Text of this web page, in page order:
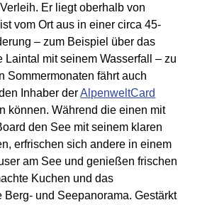
Er liegt oberhalb von
vom Ort aus in einer circa 45-
– zum Beispiel über das
Laintal mit seinem Wasserfall – zu
Sommermonaten fährt auch
Inhaber derAlpenweltCard
können. Während die einen mit
den See mit seinem klaren
erfrischen sich andere in einem
am See und genießen frischen
Kuchen und das
Berg- und Seepanorama. Gestärkt